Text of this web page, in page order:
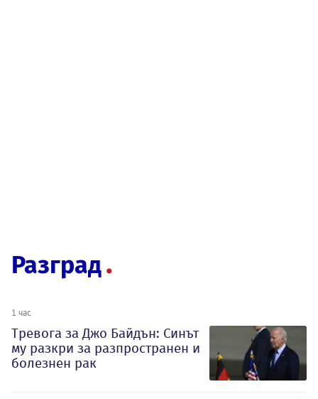
Разград
1 час
Тревога за Джо Байдън: Синът
му разкри за разпространен и
болезнен рак